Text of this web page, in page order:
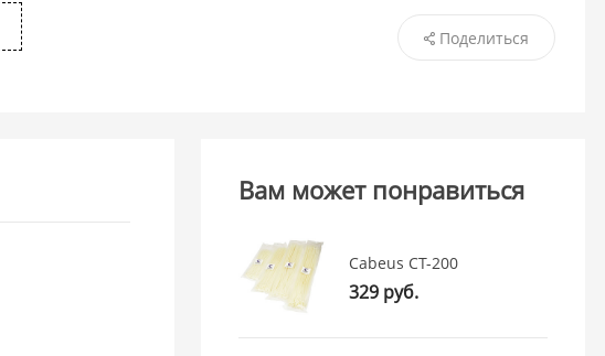
Поделиться
Вам может понравиться
Cabeus CT-200
329 руб.